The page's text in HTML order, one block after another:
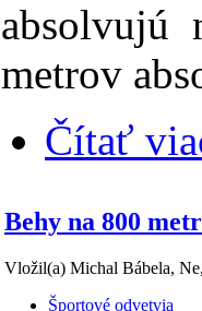
absolvujú
metrov
Čítať
Behy na 800
Vložil(a) Michal Bábela,
Športové odvetvia